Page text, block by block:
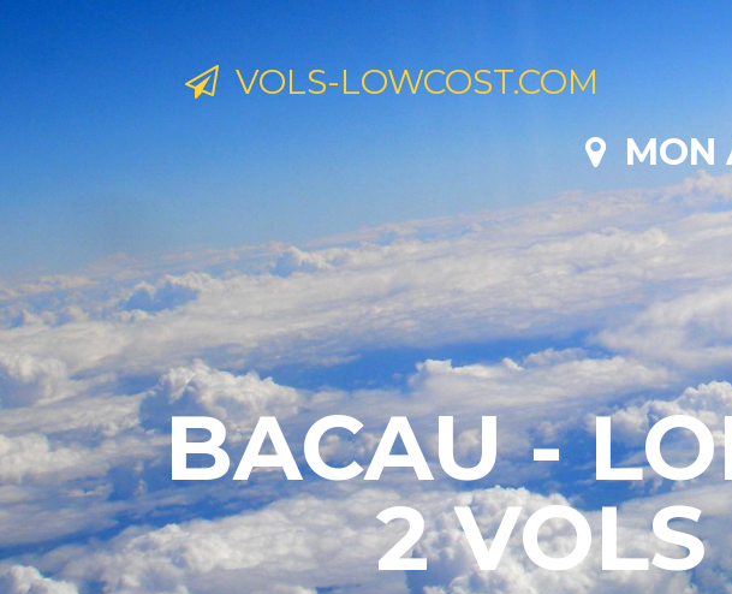
VOLS-LOWCOST.COM
MON
BACAU -
2